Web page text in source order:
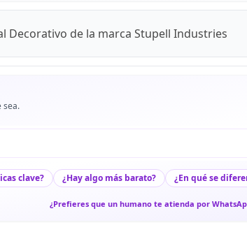
Decorativo de la marca Stupell Industries
sea.
clave? ¿Hay algo más barato? ¿En qué se
¿Prefieres que un humano te atienda por